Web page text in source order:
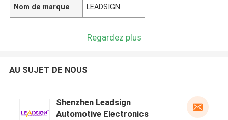
Nom de marque LEADSIGN
Regardez plus
AU SUJET DE NOUS
Shenzhen Leadsign
Automotive Electronics